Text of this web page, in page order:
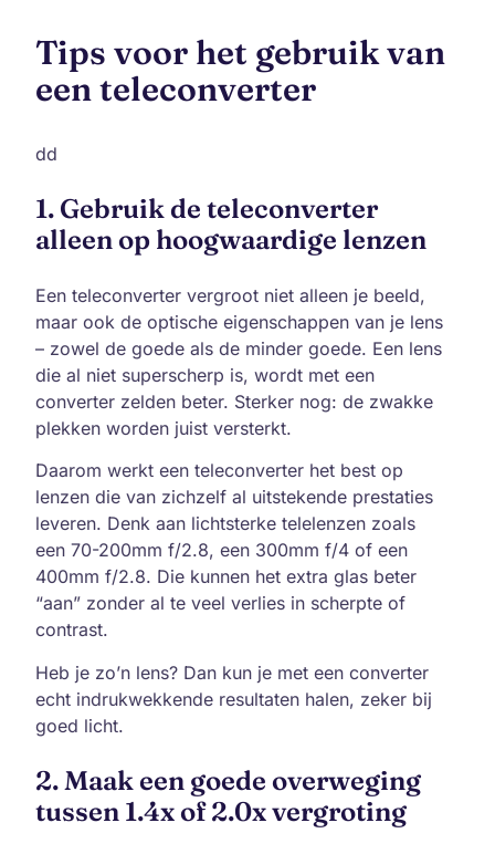
Tips voor het gebruik van
een teleconverter
dd
1. Gebruik de teleconverter
alleen op hoogwaardige lenzen
Een teleconverter vergroot niet alleen je beeld,
maar ook de optische eigenschappen van je lens
– zowel de goede als de minder goede. Een lens
die al niet superscherp is, wordt met een
converter zelden beter. Sterker nog: de zwakke
plekken worden juist versterkt.
Daarom werkt een teleconverter het best op
lenzen die van zichzelf al uitstekende prestaties
leveren. Denk aan lichtsterke telelenzen zoals
een 70-200mm f/2.8, een 300mm f/4 of een
400mm f/2.8. Die kunnen het extra glas beter
“aan” zonder al te veel verlies in scherpte of
contrast.
Heb je zo’n lens? Dan kun je met een converter
echt indrukwekkende resultaten halen, zeker bij
goed licht.
2. Maak een goede overweging
tussen 1.4x of 2.0x vergroting